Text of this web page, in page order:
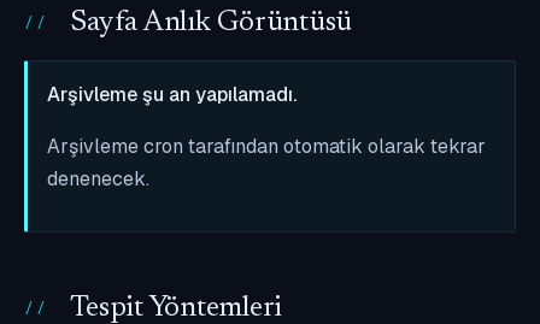
Sayfa Anlık Görüntüsü
Arşivleme şu an yapılamadı.
Arşivleme cron tarafından otomatik olarak tekrar
denenecek.
Tespit Yöntemleri